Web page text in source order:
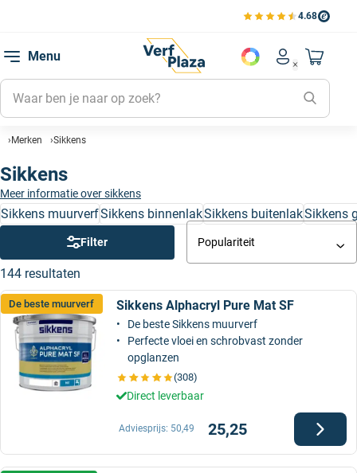
4.68
Bekijk de verfplaza
Menu
Account
Mijn
Mijn
Mijn
Naar
Merken Sikkens
Sikkens muurverfSikkens binnenlakSikkens buitenlakSikkens
Sikkens
Meer informatie over sikkens
Filter
144 resultaten
Populariteit
De beste muurverf Sikkens Alphacryl Pure Mat SF
De beste Sikkens muurverf
Perfecte vloei en schrobvast zonder
opglanzen
(308)
Direct leverbaar
25,25
Adviesprijs: 50,49